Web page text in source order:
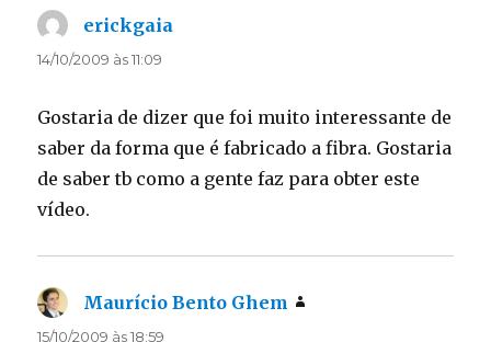
erickgaia
14/10/2009 às 11:09
Gostaria de dizer que foi muito interessante de
saber da forma que é fabricado a fibra. Gostaria
de saber tb como a gente faz para obter este
vídeo.
Maurício Bento Ghem
15/10/2009 às 18:59